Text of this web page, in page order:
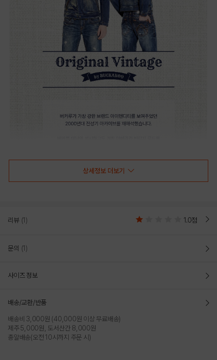
상세정보 더보기
리뷰 (1) 1.0점
문의 (1)
사이즈 정보
배송/교환/반품
배송비 3,000원 (40,000원 이상 무료배송)
제주 5,000원, 도서산간 8,000원
총알배송(오전 10시까지 주문 시)